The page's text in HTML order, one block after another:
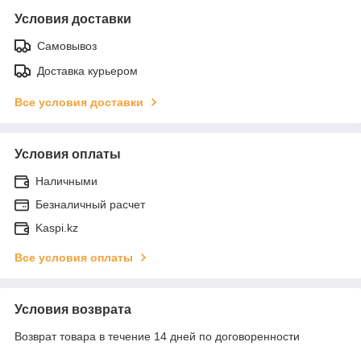
Условия доставки
Самовывоз
Доставка курьером
Все условия доставки
Условия оплаты
Наличными
Безналичный расчет
Kaspi.kz
Все условия оплаты
Условия возврата
Возврат товара в течение 14 дней по договоренности